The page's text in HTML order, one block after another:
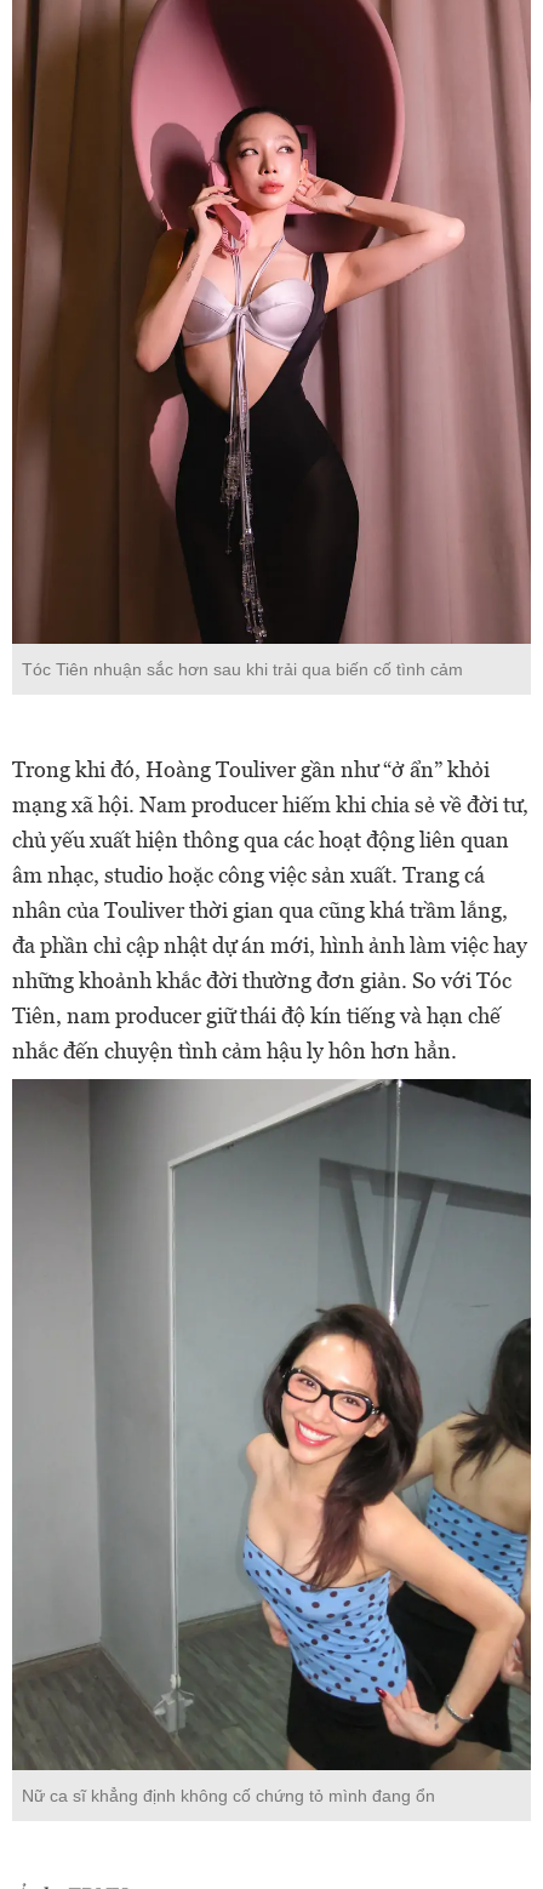
Tóc Tiên nhuận sắc hơn sau khi trải qua biến cố tình cảm
Trong khi đó, Hoàng Touliver gần như “ở ẩn” khỏi
mạng xã hội. Nam producer hiếm khi chia sẻ về đời tư,
chủ yếu xuất hiện thông qua các hoạt động liên quan
âm nhạc, studio hoặc công việc sản xuất. Trang cá
nhân của Touliver thời gian qua cũng khá trầm lắng,
đa phần chỉ cập nhật dự án mới, hình ảnh làm việc hay
những khoảnh khắc đời thường đơn giản. So với Tóc
Tiên, nam producer giữ thái độ kín tiếng và hạn chế
nhắc đến chuyện tình cảm hậu ly hôn hơn hẳn.
Nữ ca sĩ khẳng định không cố chứng tỏ mình đang ổn